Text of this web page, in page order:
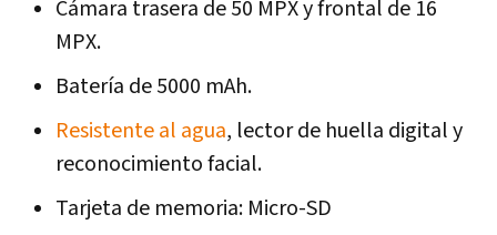
Cámara trasera de 50 MPX y frontal de 16
MPX.
Batería de 5000 mAh.
Resistente al agua, lector de huella digital y
reconocimiento facial.
Tarjeta de memoria: Micro-SD